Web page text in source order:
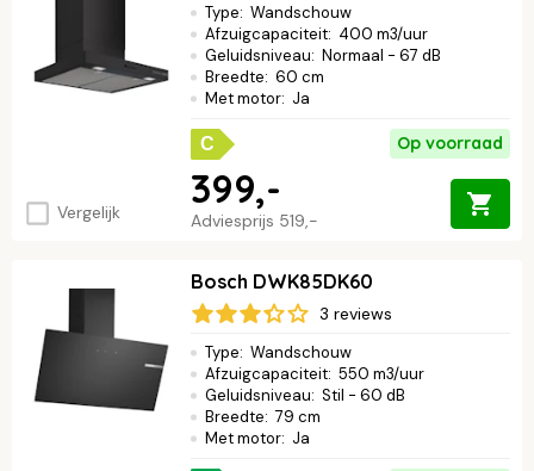
Vergelijk
Type: Wandschouw
Afzuigcapaciteit: 400 m3/uur
Geluidsniveau: Normaal - 67 dB
Breedte: 60 cm
Met motor: Ja
C Op voorraad
Adviesprijs 519,-
399,-
Bosch DWK85DK60
3 reviews
Type: Wandschouw
Afzuigcapaciteit: 550 m3/uur
Geluidsniveau: Stil - 60 dB
Breedte: 79 cm
Met motor: Ja